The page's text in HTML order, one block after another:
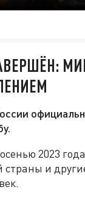
2023
и